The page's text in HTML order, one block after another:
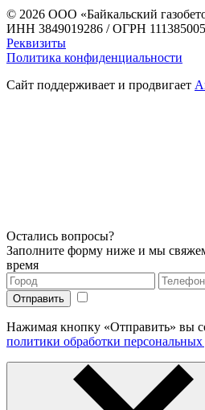
© 2026 ООО «Байкальский
ИНН 3849019286 / ОГРН
Реквизиты
Политика конфиденциальности
Сайт поддерживает и продвигает
Остались вопросы?
Заполните форму ниже и мы
время
Нажимая кнопку «Отправить» вы
политики обработки